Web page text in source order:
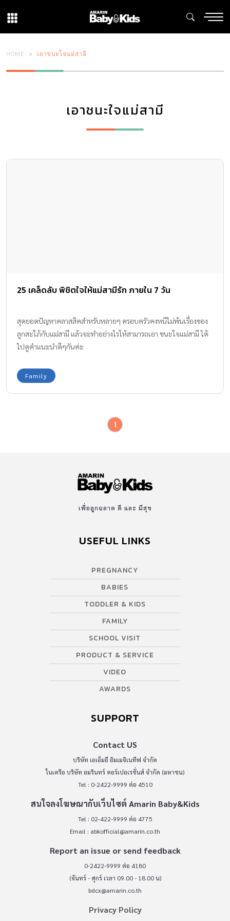
HOME เอาชนะใจแม่สามี
เอาชนะใจแม่สามี
25 เคล็ดลับ พิชิตใจให้แม่สามีรัก ภายใน 7 วัน
สุดยอดปัญหาคลาสสิคสำหรับหลายๆ ครอบครัวคงหนีไม่พ้นเรื่องของ
ลูกสะใภ้กับแม่สามี แล้วจะทำอย่างไรให้สามารถเอา ชนะใจแม่สามี ได้
ไปดูคำแนะนำดีๆกันค่ะ
Family
1
เพื่อลูกฉลาด ดี และ มีสุข
USEFUL LINKS
PREGNANCY
BABIES
TODDLER & KIDS
FAMILY
SCHOOL VISIT
PRODUCT & SERVICE
VIDEO
AWARDS
SUPPORT
Contact US
บริษัท เอเอ็มอี อิมเมจิเนทีฟ จำกัด
ในเครือ บริษัท อมรินทร์ คอร์เปอเรชั่นส์ จำกัด (มหาชน)
Tel : 0-2422-9999 ต่อ 4510
สนใจลงโฆษณากับเว็บไซต์ Amarin Baby&Kids
Tel : 02-422-9999 ต่อ 4775
Email : abkofficial@amarin.co.th
Report an issue or send feedback
0-2422-9999 ต่อ 4180
(จันทร์ - ศุกร์ เวลา 09.00 - 18.00 น)
bdcx@amarin.co.th
Privacy Policy